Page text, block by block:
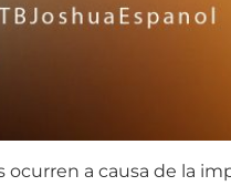
a causa de la